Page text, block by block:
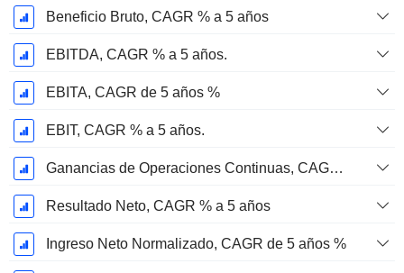
Beneficio Bruto, CAGR % a 5 años
EBITDA, CAGR % a 5 años.
EBITA, CAGR de 5 años %
EBIT, CAGR % a 5 años.
Ganancias de Operaciones Continuas, CAGR de 5 Años %
Resultado Neto, CAGR % a 5 años
Ingreso Neto Normalizado, CAGR de 5 años %